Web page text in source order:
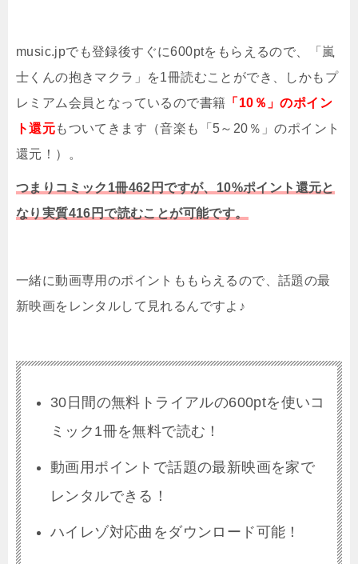
music.jpでも登録後すぐに600ptをもらえるので、「嵐
士くんの抱きマクラ」を1冊読むことができ、しかもプ
レミアム会員となっているので書籍 「10％」のポイン
ト還元もついてきます（音楽も「5～20％」のポイント
還元！）。
つまりコミック1冊462円ですが、10%ポイント還元と
なり実質416円で読むことが可能です。
一緒に動画専用のポイントももらえるので、話題の最
新映画をレンタルして見れるんですよ♪
30日間の無料トライアルの600ptを使いコ
ミック1冊を無料で読む！
動画用ポイントで話題の最新映画を家で
レンタルできる！
ハイレゾ対応曲をダウンロード可能！